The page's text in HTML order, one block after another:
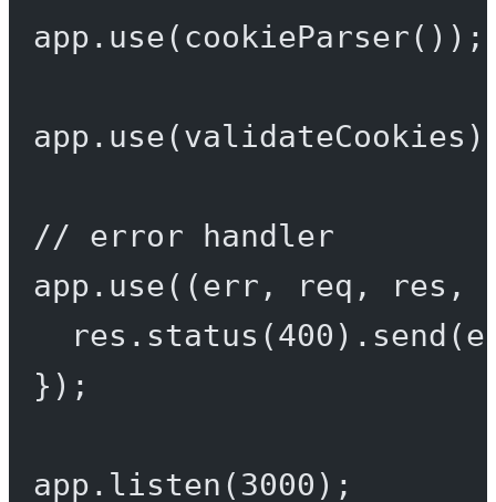
app. use( cookieParser());
app. use
// error handler
app. use((err , req , res ,
res. status (400 ). send
});
app. listen (3000 );